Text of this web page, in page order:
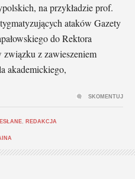
na przykładzie prof.
ataków Gazety
do Rektora
z zawieszeniem
akademickiego,
REDAKCJA
SKOMENTUJ